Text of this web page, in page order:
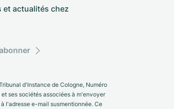
et actualités chez
d'Instance de Cologne, Numéro
ses sociétés associées à m'envoyer
l'adresse e-mail susmentionnée. Ce